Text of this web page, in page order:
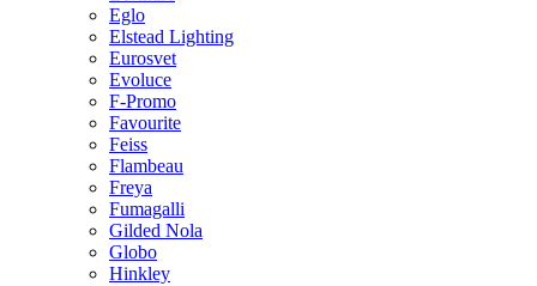
Eglo
Elstead Lighting
Eurosvet
Evoluce
F-Promo
Favourite
Feiss
Flambeau
Freya
Fumagalli
Gilded Nola
Globo
Hinkley